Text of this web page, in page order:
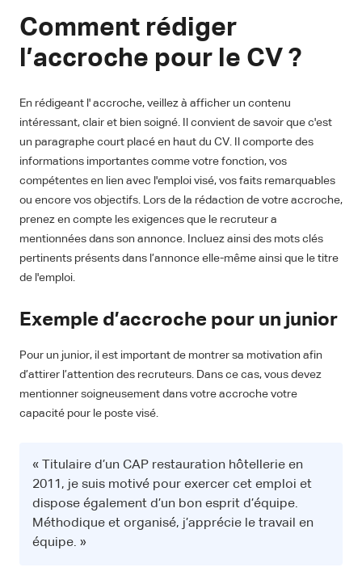
Comment rédiger
l’accroche pour le CV ?
En rédigeant l' accroche, veillez à afficher un contenu
intéressant, clair et bien soigné. Il convient de savoir que c'est
un paragraphe court placé en haut du CV. Il comporte des
informations importantes comme votre fonction, vos
compétentes en lien avec l'emploi visé, vos faits remarquables
ou encore vos objectifs. Lors de la rédaction de votre accroche,
prenez en compte les exigences que le recruteur a
mentionnées dans son annonce. Incluez ainsi des mots clés
pertinents présents dans l’annonce elle-même ainsi que le titre
de l'emploi.
Exemple d’accroche pour un junior
Pour un junior, il est important de montrer sa motivation afin
d’attirer l’attention des recruteurs. Dans ce cas, vous devez
mentionner soigneusement dans votre accroche votre
capacité pour le poste visé.
« Titulaire d’un CAP restauration hôtellerie en
2011, je suis motivé pour exercer cet emploi et
dispose également d’un bon esprit d’équipe.
Méthodique et organisé, j’apprécie le travail en
équipe. »